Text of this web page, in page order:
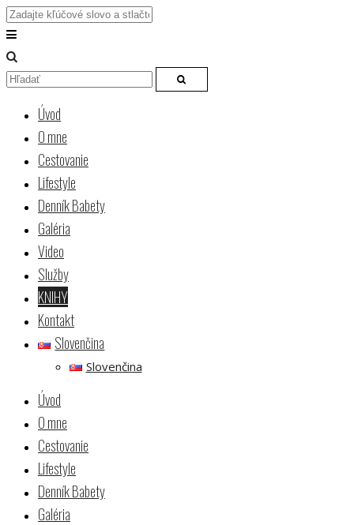
Úvod
O mne
Cestovanie
Lifestyle
Denník Babety
Galéria
Video
Služby
KNIHY
Kontakt
Slovenčina
Slovenčina
Úvod
O mne
Cestovanie
Lifestyle
Denník Babety
Galéria